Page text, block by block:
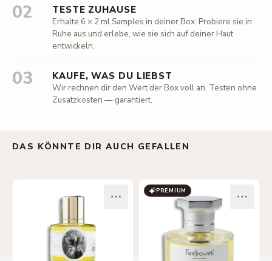
02 TESTE ZUHAUSE
Erhalte 6 × 2 ml Samples in deiner Box. Probiere sie in
Ruhe aus und erlebe, wie sie sich auf deiner Haut
entwickeln.
03 KAUFE, WAS DU LIEBST
Wir rechnen dir den Wert der Box voll an. Testen ohne
Zusatzkosten — garantiert.
DAS KÖNNTE DIR AUCH GEFALLEN
PREMIUM